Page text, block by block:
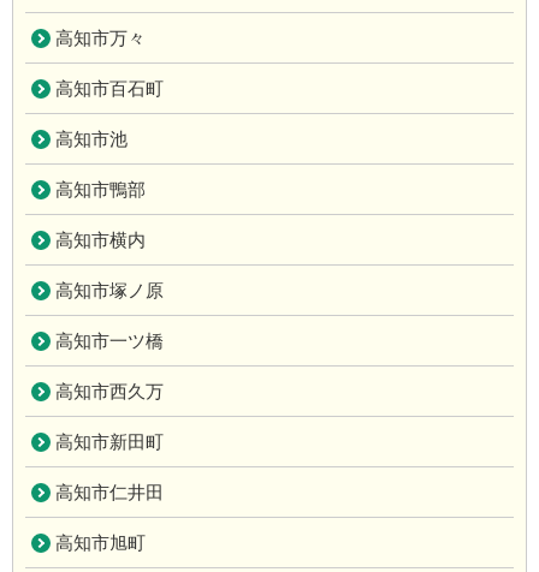
高知市万々
高知市百石町
高知市池
高知市鴨部
高知市横内
高知市塚ノ原
高知市一ツ橋
高知市西久万
高知市新田町
高知市仁井田
高知市旭町